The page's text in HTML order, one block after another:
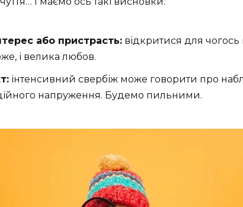
або пристрасть: відкритися для
і велика любов.
інтенсивний свербіж може говорити про
напруження. Будемо пильними.